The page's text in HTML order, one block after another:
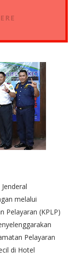
melalui
Pelayaran (KPLP)
Pelayaran
di Hotel